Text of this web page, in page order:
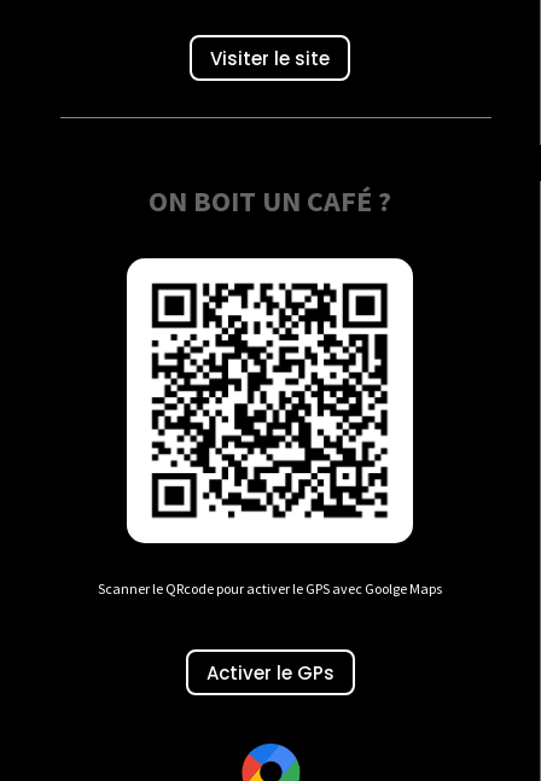
Visiter le site
ON BOIT UN CAFÉ ?
Scanner le QRcode pour activer le GPS avec Goolge Maps
Activer le GPs